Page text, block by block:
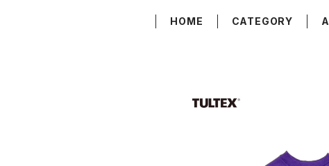
HOME CATEGORY